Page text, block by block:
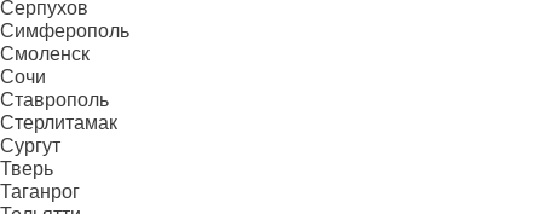
Серпухов
Симферополь
Смоленск
Сочи
Ставрополь
Стерлитамак
Сургут
Тверь
Таганрог